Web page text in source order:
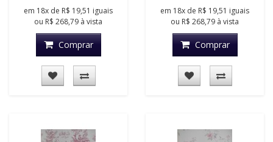
em 18x de R$ 19,51 iguais
ou R$ 268,79 à vista
Comprar
em 18x de R$ 19,51 iguais
ou R$ 268,79 à vista
Comprar